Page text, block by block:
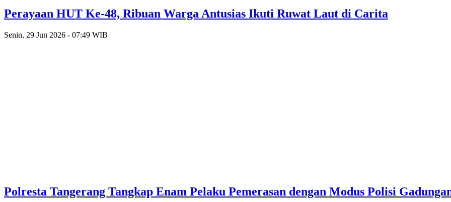
Perayaan HUT Ke-48, Ribuan Warga Antusias Ikuti Ruwat Laut di Carita
Senin, 29 Jun 2026 - 07:49 WIB
Polresta Tangerang Tangkap Enam Pelaku Pemerasan dengan Modus Polisi